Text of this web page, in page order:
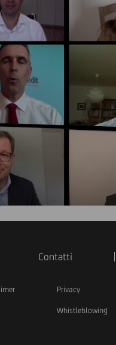
Contatti
Privacy
Whistleblowing